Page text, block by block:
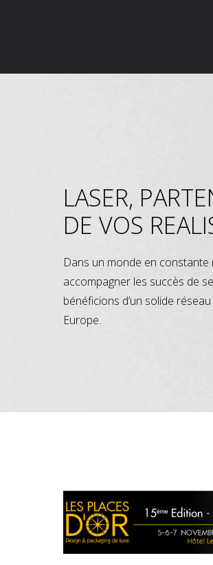
LASER,
DE VOS
Dans un monde en
accompagner les succès de
bénéficions d’un solide
Europe.